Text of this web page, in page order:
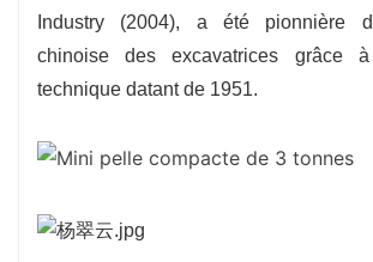
Industry (2004), a été pionnière
chinoise des excavatrices grâce
technique datant de 1951.